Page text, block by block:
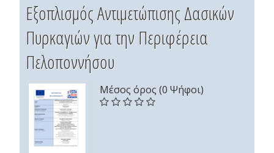
Εξοπλισμός Αντιμετώπισης Δασικών
Πυρκαγιών για την Περιφέρεια
Πελοποννήσου
Μέσος όρος (0 Ψήφοι)